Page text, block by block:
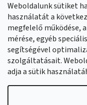
Weboldalunk sütiket
használatát a
megfelelő működése,
mérése, egyéb
segítségével
szolgáltatásait.
adja a sütik
FacebookHeavenShop.sk
Eredményeink